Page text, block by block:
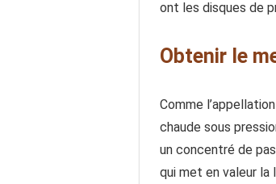
ont les disques de
Obtenir le
Comme
chaude sous
un concentré de
qui met en valeur la